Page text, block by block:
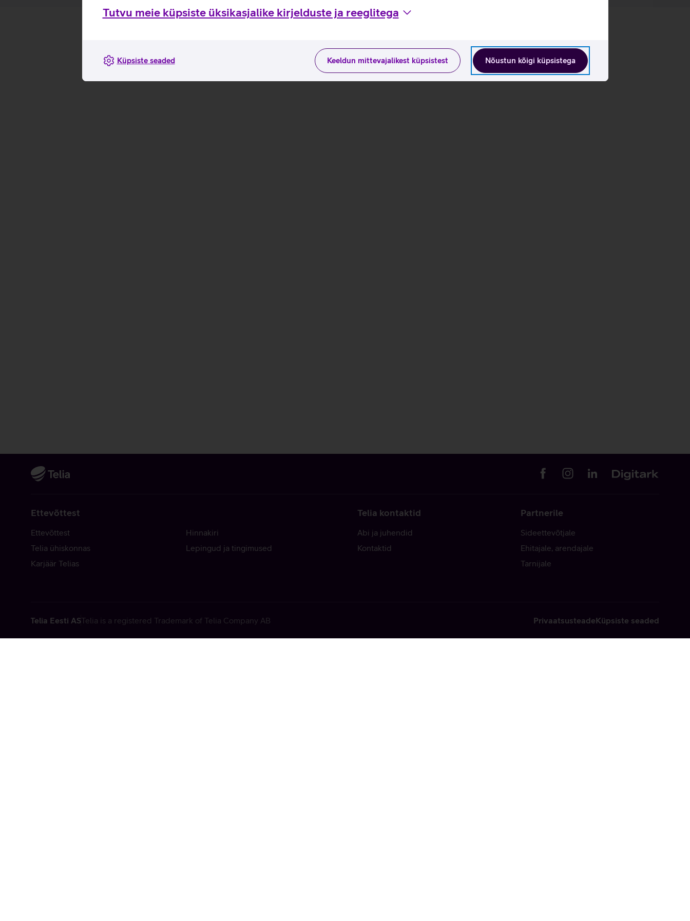
Tutvu meie küpsiste üksikasjalike kirjelduste ja reeglitega
Nõustun kõigi küpsistega
Keeldun mittevajalikest küpsistest
Küpsiste seaded
Ettevõttest
Ettevõttest
Telia ühiskonnas
Karjäär Telias
Hinnakiri
Lepingud ja tingimused
Telia kontaktid
Abi ja juhendid
Kontaktid
Partnerile
Sideettevõtjale
Ehitajale, arendajale
Tarnijale
Telia Eesti ASTelia is a registered Trademark of Telia Company AB PrivaatsusteadeKüpsiste seaded